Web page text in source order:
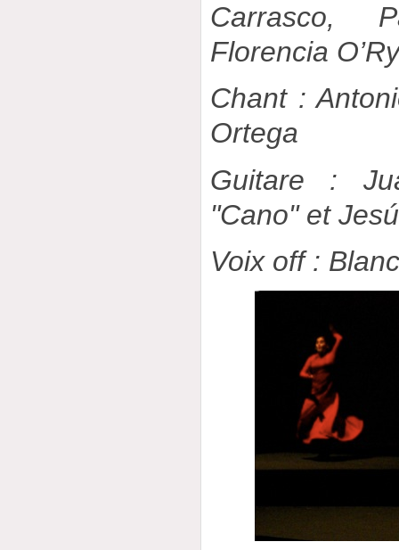
Carrasco,
Florencia
Chant :
Ortega
Guitare :
"Cano" et
Voix off :